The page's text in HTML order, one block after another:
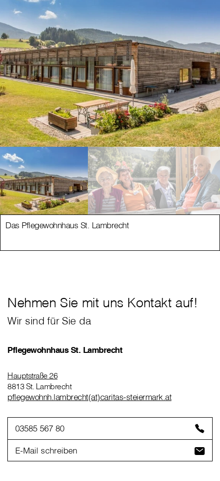
Das Pflegewohnhaus St. Lambrecht
Nehmen Sie mit uns Kontakt auf!
Wir sind für Sie da
Pflegewohnhaus St. Lambrecht
Hauptstraße 26
8813 St. Lambrecht
pflegewohnh.lambrecht(at)caritas-steiermark.at
03585 567 80
E-Mail schreiben